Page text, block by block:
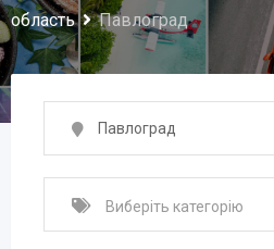
область
Павлоград